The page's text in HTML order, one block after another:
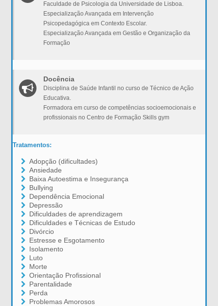
Faculdade de Psicologia da Universidade de Lisboa.
Especialização Avançada em Intervenção
Psicopedagógica em Contexto Escolar.
Especialização Avançada em Gestão e Organização da
Formação
Docência
Disciplina de Saúde Infantil no curso de Técnico de Ação
Educativa.
Formadora em curso de competências socioemocionais e
profissionais no Centro de Formação Skills gym
Tratamentos:
Adopção (dificultades)
Ansiedade
Baixa Autoestima e Insegurança
Bullying
Dependência Emocional
Depressão
Dificuldades de aprendizagem
Dificuldades e Técnicas de Estudo
Divórcio
Estresse e Esgotamento
Isolamento
Luto
Morte
Orientação Profissional
Parentalidade
Perda
Problemas Amorosos